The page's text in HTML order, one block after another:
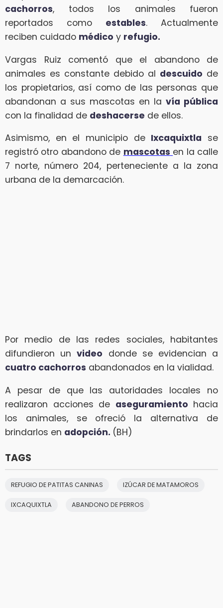
cachorros, todos los animales fueron
reportados como estables. Actualmente
reciben cuidado médico y refugio.
Vargas Ruiz comentó que el abandono de
animales es constante debido al descuido de
los propietarios, así como de las personas que
abandonan a sus mascotas en la vía pública
con la finalidad de deshacerse de ellos.
Asimismo, en el municipio de Ixcaquixtla se
registró otro abandono de mascotas en la calle
7 norte, número 204, perteneciente a la zona
urbana de la demarcación.
Por medio de las redes sociales, habitantes
difundieron unvideo donde se evidencian a
cuatro cachorros abandonados en la vialidad.
A pesar de que las autoridades locales no
realizaron acciones de aseguramiento hacia
los animales, se ofreció la alternativa de
brindarlos en adopción. (BH)
TAGS
REFUGIO DE PATITAS CANINAS IZÚCAR DE MATAMOROS
IXCAQUIXTLA ABANDONO DE PERROS